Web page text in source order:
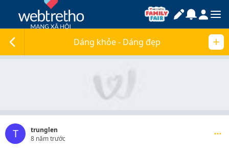
Dáng khỏe - Dáng đẹp
T
trunglen
8 năm trước